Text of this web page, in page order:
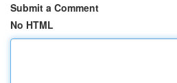
Submit a Comment
No HTML